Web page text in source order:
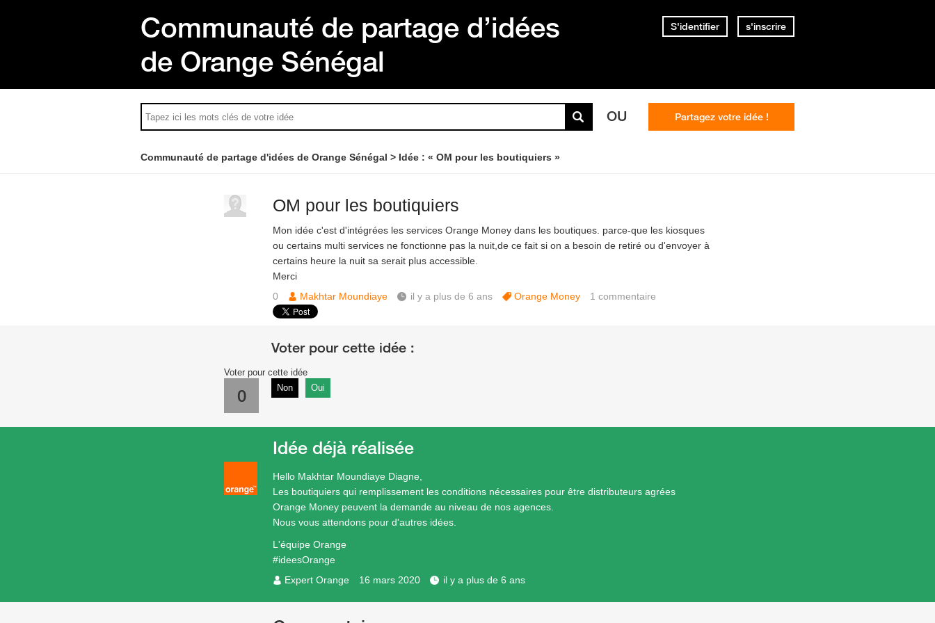
Communauté de partage d’idées
de Orange Sénégal
S'identifier s'inscrire
OU Partagez votre idée !
Communauté de partage d'idées de Orange Sénégal Idée : « OM pour les boutiquiers »
OM pour les boutiquiers
Mon idée c'est d'intégrées les services Orange Money dans les boutiques. parce-que les kiosques
ou certains multi services ne fonctionne pas la nuit,de ce fait si on a besoin de retiré ou d'envoyer à
certains heure la nuit sa serait plus accessible.
Merci
0
Makhtar Moundiaye il y a plus de 6 ans Orange Money 1 commentaire
Voter pour cette idée
0 Non Oui
Hello Makhtar Moundiaye Diagne,
Les boutiquiers qui remplissement les conditions nécessaires pour être distributeurs agrées
Orange Money peuvent la demande au niveau de nos agences.
Nous vous attendons pour d'autres idées.
L'équipe Orange
#ideesOrange
Expert Orange
16 mars 2020 il y a plus de 6 ans
Idée déjà réalisée